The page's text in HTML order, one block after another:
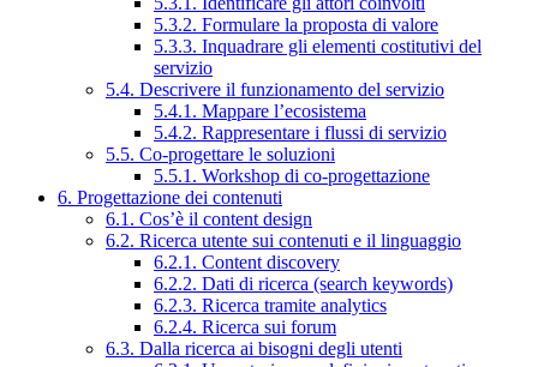
5.3.2. Formulare la proposta di valore
5.3.3. Inquadrare gli elementi costitutivi del
servizio
5.4. Descrivere il funzionamento del servizio
5.4.1. Mappare l’ecosistema
5.4.2. Rappresentare i flussi di servizio
5.5. Co-progettare le soluzioni
5.5.1. Workshop di co-progettazione
6. Progettazione dei contenuti
6.1. Cos’è il content design
6.2. Ricerca utente sui contenuti e il linguaggio
6.2.1. Content discovery
6.2.2. Dati di ricerca (search keywords)
6.2.3. Ricerca tramite analytics
6.2.4. Ricerca sui forum
6.3. Dalla ricerca ai bisogni degli utenti